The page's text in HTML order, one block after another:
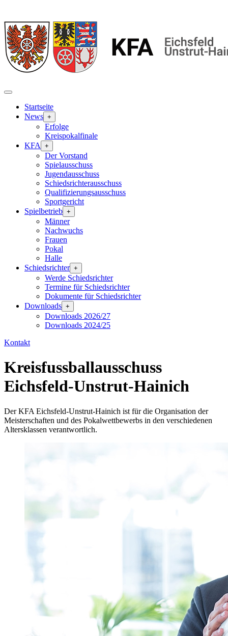
Startseite
News +
Erfolge
Kreispokalfinale
KFA
+
Der Vorstand
Spielausschuss
Jugendausschuss
Schiedsrichterausschuss
Qualifizierungsausschuss
Sportgericht
Spielbetrieb +
Männer
Nachwuchs
Frauen
Pokal
Halle
Schiedsrichter +
Werde Schiedsrichter
Termine für Schiedsrichter
Dokumente für Schiedsrichter
Downloads +
Downloads 2026/27
Downloads 2024/25
Kontakt
Kreisfussballausschuss
Eichsfeld-Unstrut-Hainich
Der KFA Eichsfeld-Unstrut-Hainich ist für die Organisation der
Meisterschaften und des Pokalwettbewerbs in den verschiedenen
Altersklassen verantwortlich.